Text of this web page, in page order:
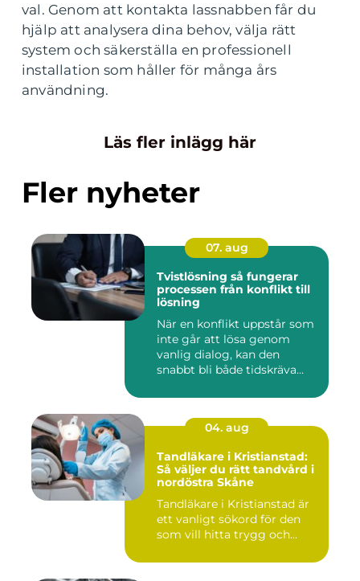
val. Genom att kontakta lassnabben får du
hjälp att analysera dina behov, välja rätt
system och säkerställa en professionell
installation som håller för många års
användning.
Läs fler inlägg här
Fler nyheter
07. aug
Tvistlösning så fungerar
processen från konflikt till
lösning
När en konflikt uppstår som
inte går att lösa genom
vanlig dialog, kan den
snabbt bli både tidskräva...
04. aug
Tandläkare i Kristianstad:
Så väljer du rätt tandvård i
nordöstra Skåne
Tandläkare i Kristianstad är
ett vanligt sökord för den
som vill hitta trygg och...